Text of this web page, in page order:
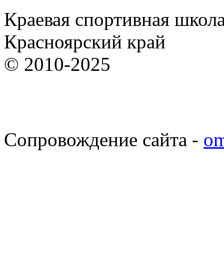
Краевая спортивная
Красноярский край
© 2010-2025
Сопровождение сайта -